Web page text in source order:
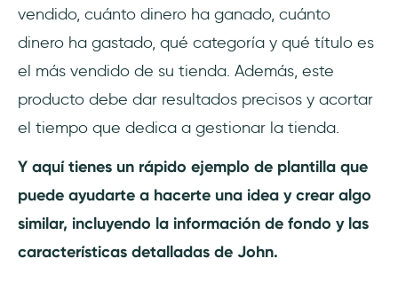
vendido, cuánto dinero ha ganado, cuánto
dinero ha gastado, qué categoría y qué título es
el más vendido de su tienda. Además, este
producto debe dar resultados precisos y acortar
el tiempo que dedica a gestionar la tienda.
Y aquí tienes un rápido ejemplo de plantilla que
puede ayudarte a hacerte una idea y crear algo
similar, incluyendo la información de fondo y las
características detalladas de John.